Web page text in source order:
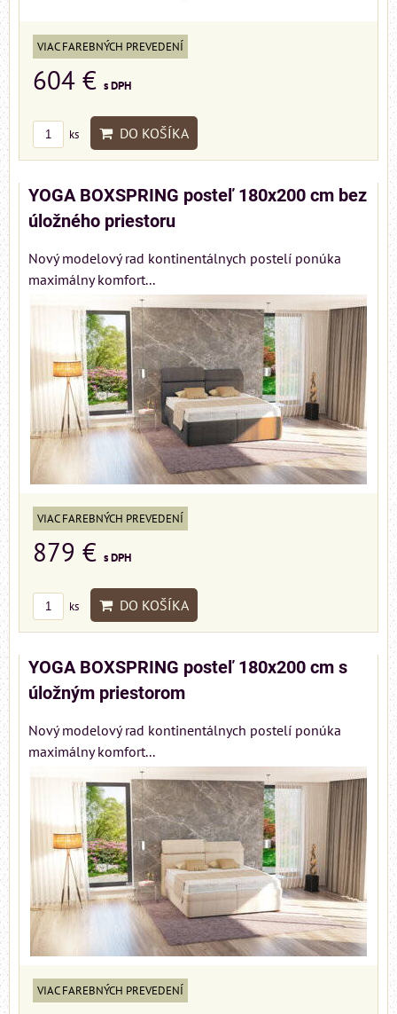
VIAC FAREBNÝCH PREVEDENÍ
604 € s DPH
ks DO KOŠÍKA
YOGA BOXSPRING posteľ 180x200 cm bez
úložného priestoru
Nový modelový rad kontinentálnych postelí ponúka
maximálny komfort...
VIAC FAREBNÝCH PREVEDENÍ
879 € s DPH
ks DO KOŠÍKA
YOGA BOXSPRING posteľ 180x200 cm s
úložným priestorom
Nový modelový rad kontinentálnych postelí ponúka
maximálny komfort...
VIAC FAREBNÝCH PREVEDENÍ